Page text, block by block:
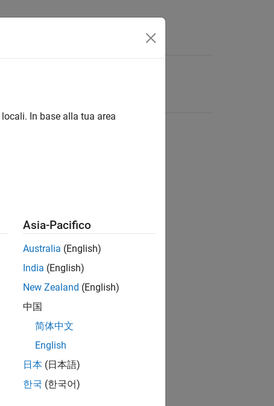
In base alla tua area
Asia-Pacifico
Australia (English)
India (English)
New Zealand (English)
中国
简体中文
English
日本 (日本語)
한국 (한국어)